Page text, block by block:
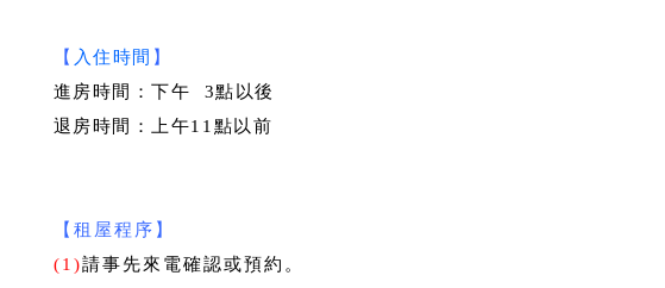
【 入住時間 】
進房時間：下午 3點以後
退房時間：上午11點以前
【租屋程序】
(1)請事先來電確認或預約。